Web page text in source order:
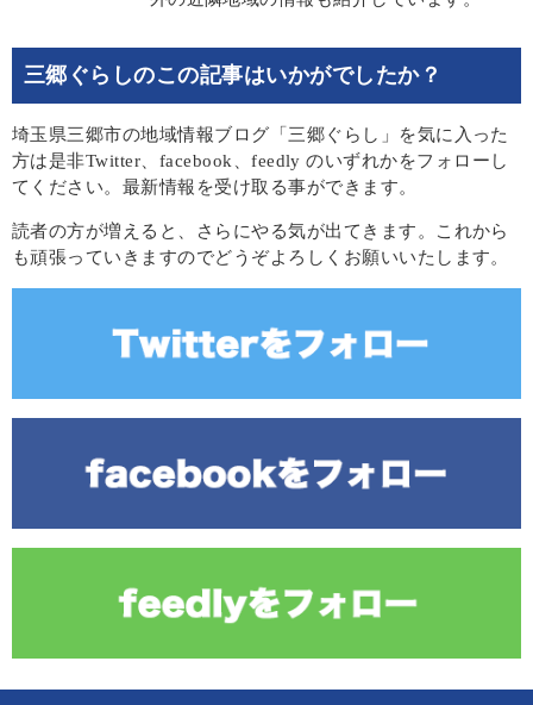
三郷ぐらしのこの記事はいかがでしたか？
埼玉県三郷市の地域情報ブログ「三郷ぐらし」を気に入った
方は是非Twitter、facebook、feedly のいずれかをフォローし
てください。最新情報を受け取る事ができます。
読者の方が増えると、さらにやる気が出てきます。これから
も頑張っていきますのでどうぞよろしくお願いいたします。